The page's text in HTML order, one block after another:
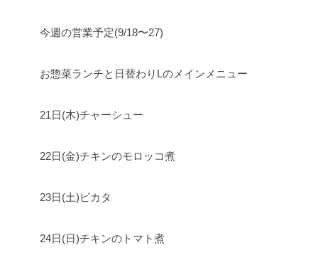
今週の営業予定(9/18〜27)
お惣菜ランチと日替わりLのメインメニュー
21日(木)チャーシュー
22日(金)チキンのモロッコ煮
23日(土)ピカタ
24日(日)チキンのトマト煮